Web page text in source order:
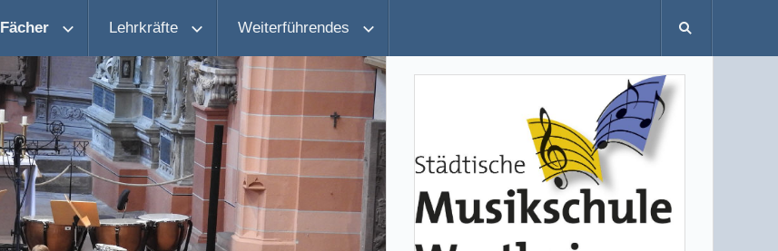
Fächer Lehrkräfte Weiterführendes